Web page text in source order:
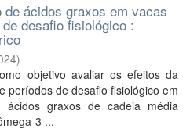
ácidos graxos em vacas
desafio fisiológico :
)
objetivo avaliar os efeitos da
períodos de desafio fisiológico em
ácidos graxos de cadeia média
3 ...